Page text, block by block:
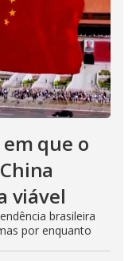
que o
viável
brasileira
por enquanto